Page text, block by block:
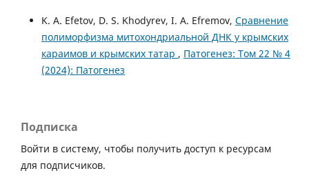
K. A. Efetov, D. S. Khodyrev, I. A. Efremov, Сравнение
полиморфизма митохондриальной ДНК у крымских
караимов и крымских татар , Патогенез: Том 22 № 4
(2024): Патогенез
Подписка
Войти в систему, чтобы получить доступ к ресурсам
для подписчиков.